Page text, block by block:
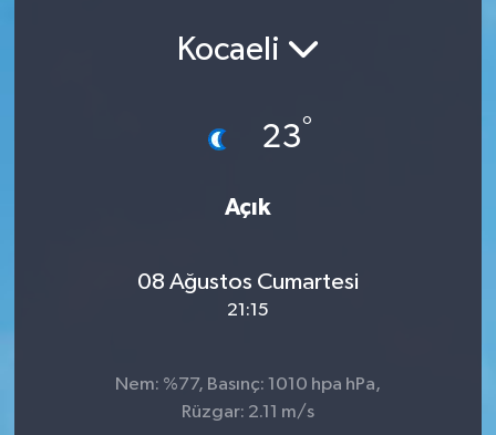
Kocaeli
23°
Açık
08 Ağustos Cumartesi
21:15
Nem: %77, Basınç: 1010 hpa hPa,
Rüzgar: 2.11 m/s
İlçe Haberleri